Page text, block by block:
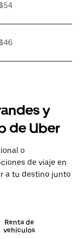
y
de Uber
o
de viaje en
a tu destino junto
Renta de
vehículos